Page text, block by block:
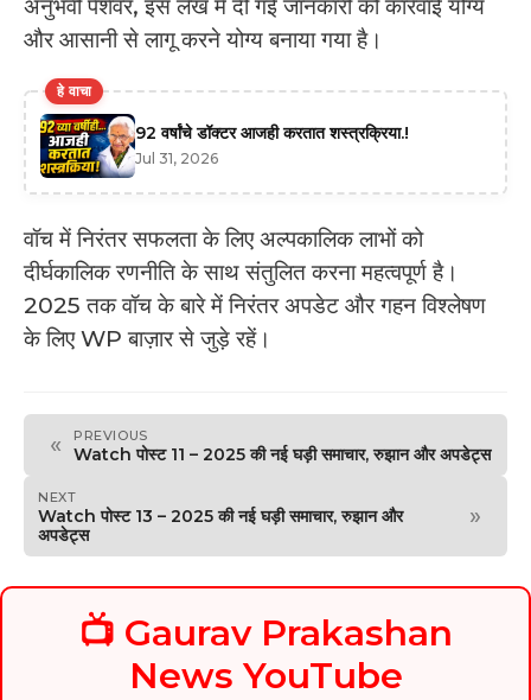
अनुभवी पेशेवर, इस लेख में दी गई जानकारी को कार्रवाई योग्य
और आसानी से लागू करने योग्य बनाया गया है।
हे वाचा
92 वर्षांचे डॉक्टर आजही करतात शस्त्रक्रिया.!
Jul 31, 2026
वॉच में निरंतर सफलता के लिए अल्पकालिक लाभों को
दीर्घकालिक रणनीति के साथ संतुलित करना महत्वपूर्ण है।
2025 तक वॉच के बारे में निरंतर अपडेट और गहन विश्लेषण
के लिए WP बाज़ार से जुड़े रहें।
« PREVIOUS
Watch पोस्ट 11 – 2025 की नई घड़ी समाचार, रुझान और अपडेट्स
NEXT
Watch पोस्ट 13 – 2025 की नई घड़ी समाचार, रुझान और
अपडेट्स
»
📺 Gaurav Prakashan
News YouTube